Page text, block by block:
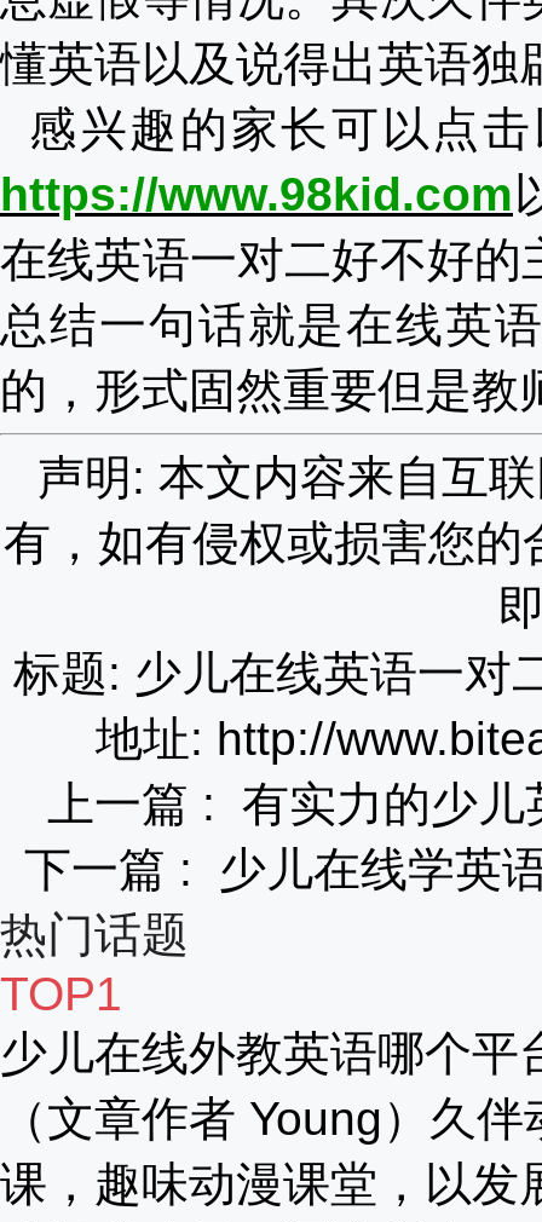
懂英语以及说得出英语独
感兴趣的家长可以点
https://www.98kid.com
在线英语一对二好不好的
总结一句话就是在线英
的，形式固然重要但是
声明: 本文内容来自互
有，如有侵权或损害您
标题: 少儿在线英语一对
地址: http://
上一篇 : 有实力的少儿
下一篇 : 少儿在线学英
热门话题
TOP1
少儿在线外教英语哪个
（文章作者 Young）久
课，趣味动漫课堂，以发